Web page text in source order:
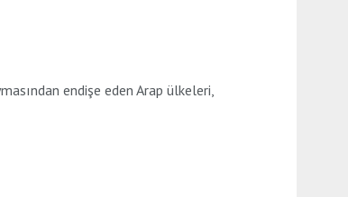
endişe eden Arap ülkeleri,